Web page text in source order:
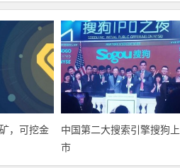
，可挖金
中国第二大搜索引擎搜狗上
市